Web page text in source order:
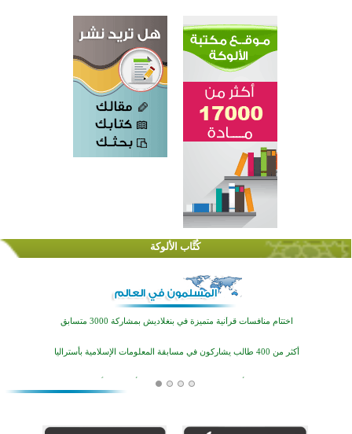
كُتَّاب الألوكة
اختتام الدورة التاسعة لمسابقة حفظ وتلاوة القرآن الكريم في أزناكاييف
تيسليتش تختتم برنامجا تعليميا لتعزيز القيم وبناء الشخصية للشباب المسلمين
اختتام منافسات قرآنية متميزة في بنغلاديش بمشاركة 3000 متسابق
أكثر من 400 طالب يشاركون في مسابقة المعلومات الإسلامية بأستراليا
افتتاح تاريخي لأول مسجد في بلييفليا بالجبل الأسود منذ أكثر من قرن